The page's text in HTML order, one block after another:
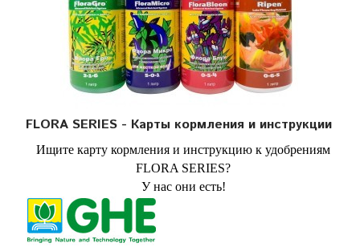
FLORA SERIES - Карты кормления и инструкции
Ищите карту кормления и инструкцию к удобрениям
FLORA SERIES?
У нас они есть!